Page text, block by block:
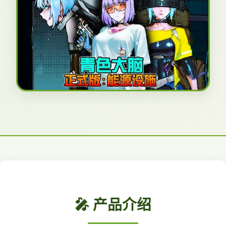
🎤 产品介绍